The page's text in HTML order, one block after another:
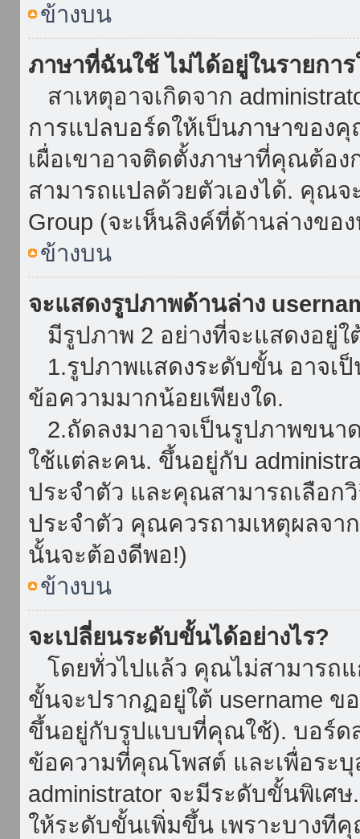
ข้างบน
ภาษาที่ฉันใช้ ไม่ได้อยู่ในรายการ
สาเหตุอาจเกิดจาก
การแปลบอร์ดให้เป็นภาษาของ
เผื่อเขาอาจติดตั้งภาษาที่คุณต้อ
สามารถแปลด้วยตัวเองได้. คุณจ
Group (จะเห็นลิงค์ที่ด้านล่างขอ
ข้างบน
จะแสดงรูปภาพด้านล่าง
มีรูปภาพ 2 อย่างที่จะแสดงอยู่ใ
1.รูปภาพแสดงระดับขั้น อาจเ
ข้อความมากน้อยเพียงใด.
2.ถัดลงมาอาจเป็นรูปภาพขนา
ใช้แต่ละคน. ขึ้นอยู่กับ
ประจำตัว และคุณสามารถเลือก
ประจำตัว คุณควรถามเหตุผลจา
นั้นจะต้องดีพอ!)
ข้างบน
จะเปลี่ยนระดับขั้นได้อย่างไร?
โดยทั่วไปแล้ว คุณไม่สามารถ
ขั้นจะปรากฏอยู่ใต้ username
ขึ้นอยู่กับรูปแบบที่คุณใช้). บอร์ด
ข้อความที่คุณโพสต์ และเพื่อระบุ
administrator จะมีระดับขั้นพิเศ
ให้ระดับขั้นเพิ่มขึ้น เพราะบางที